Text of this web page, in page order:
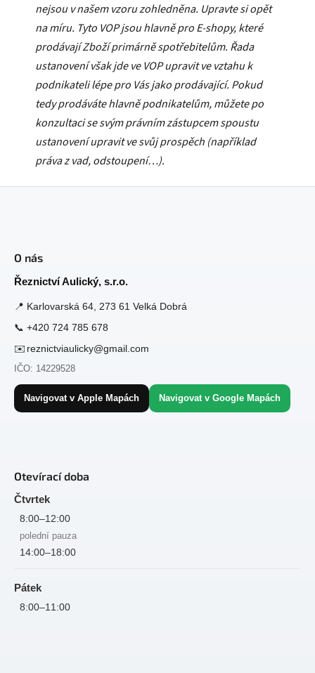
nejsou v našem vzoru zohledněna. Upravte si opět
na míru. Tyto VOP jsou hlavně pro E-shopy, které
prodávají Zboží primárně spotřebitelům. Řada
ustanovení však jde ve VOP upravit ve vztahu k
podnikateli lépe pro Vás jako prodávající. Pokud
tedy prodáváte hlavně podnikatelům, můžete po
konzultaci se svým právním zástupcem spoustu
ustanovení upravit ve svůj prospěch (například
práva z vad, odstoupení…).
O nás
Řeznictví Aulický, s.r.o.
📍 Karlovarská 64, 273 61 Velká Dobrá
📞 +420 724 785 678
✉️ reznictviaulicky@gmail.com
IČO: 14229528
Navigovat v Apple Mapách Navigovat v Google Mapách
Otevírací doba
Čtvrtek
8:00–12:00
polední pauza
14:00–18:00
Pátek
8:00–11:00